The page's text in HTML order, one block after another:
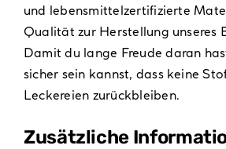
und lebensmittelzertifizierte
Qualität zur Herstellung unseres
Damit du lange Freude daran
sicher sein kannst, dass keine
Leckereien zurückbleiben.
Zusätzliche